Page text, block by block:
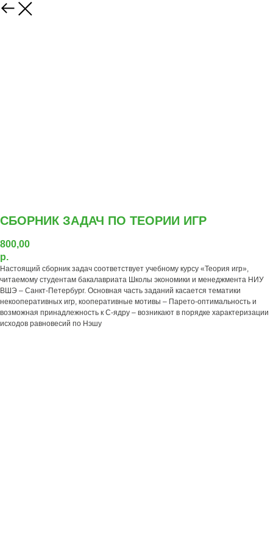
СБОРНИК ЗАДАЧ ПО ТЕОРИИ ИГР
800,00
р.
Настоящий сборник задач соответствует учебному курсу «Теория игр»,
читаемому студентам бакалавриата Школы экономики и менеджмента НИУ
ВШЭ – Санкт-Петербург. Основная часть заданий касается тематики
некооперативных игр, кооперативные мотивы – Парето-оптимальность и
возможная принадлежность к С-ядру – возникают в порядке характеризации
исходов равновесий по Нэшу